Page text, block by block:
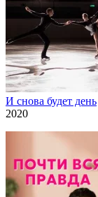
И снова будет день
2020